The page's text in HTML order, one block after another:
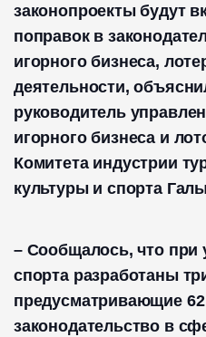
законопроекты будут
поправок в
игорного бизнеса,
деятельности,
руководитель
игорного бизнеса и
Комитета индустрии
культуры и спорта
– Сообщалось, что при
спорта разработаны
предусматривающие
законодательство в